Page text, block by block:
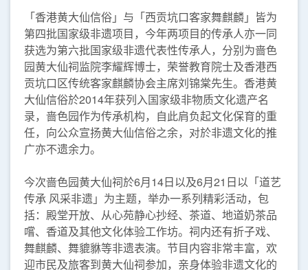
「香港黄大仙信俗」与「西贡坑口客家舞麒麟」皆为
第四批国家级非遗项目，今年两项目的传承人亦一同
获选为第六批国家级非遗代表性传承人，分别为啬色
园黄大仙祠监院李耀辉博士，荣誉教育院士及香港西
贡坑口区传统客家麒麟协会主席刘锦棠先生。香港黄
大仙信俗於2014年获列入国家级非物质文化遗产名
录，啬色园作为传承机构，自此肩负起文化保育的重
任，向公众宣扬黄大仙信俗之余，对於非遗文化的推
广亦不遗余力。
今次啬色园黄大仙祠於6月14日以及6月21日以「道艺
传承 风采非遗」为主题，举办一系列精彩活动，包
括：殿堂开放、从心苑静心抄经、茶道、地道奶茶品
嚐、香道及其他文化体验工作坊。祠内还有折子戏、
舞麒麟、舞貔貅等非遗表演。节目内容非常丰富，欢
迎市民及旅客到黄大仙祠参加，亲身体验非遗文化的